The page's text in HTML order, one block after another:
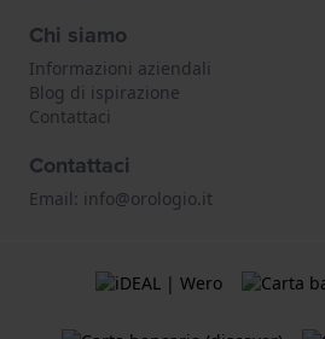
Chi siamo
Informazioni aziendali
Blog di ispirazione
Contattaci
Contattaci
Email: info@orologio.it